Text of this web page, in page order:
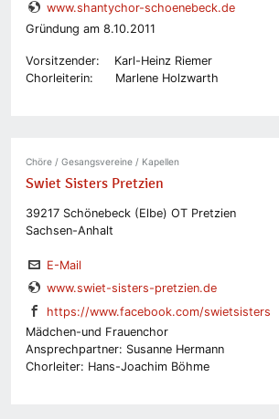
www.shantychor-schoenebeck.de
Gründung am 8.10.2011
Vorsitzender: Karl-Heinz Riemer
Chorleiterin: Marlene Holzwarth
Chöre / Gesangsvereine / Kapellen
Swiet Sisters Pretzien
39217 Schönebeck (Elbe) OT Pretzien
Sachsen-Anhalt
E-Mail
www.swiet-sisters-pretzien.de
https://www.facebook.com/swietsisters
Mädchen-und Frauenchor
Ansprechpartner: Susanne Hermann
Chorleiter: Hans-Joachim Böhme